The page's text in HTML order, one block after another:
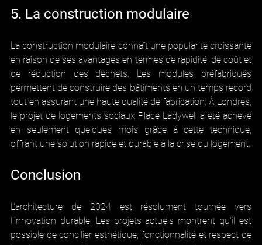
5. La construction modulaire
La construction modulaire connaît une popularité croissante
en raison de ses avantages en termes de rapidité, de coût et
de réduction des déchets. Les modules préfabriqués
permettent de construire des bâtiments en un temps record
tout en assurant une haute qualité de fabrication. À Londres,
le projet de logements sociaux Place Ladywell a été achevé
en seulement quelques mois grâce à cette technique,
offrant une solution rapide et durable à la crise du logement.
Conclusion
L'architecture de 2024 est résolument tournée vers
l'innovation durable. Les projets actuels montrent qu'il est
possible de concilier esthétique, fonctionnalité et respect de